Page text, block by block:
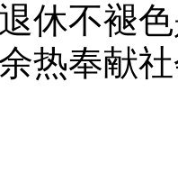
休不褪
热奉献